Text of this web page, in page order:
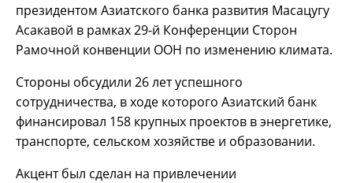
президентом Азиатского банка развития Масацугу
Асакавой в рамках 29-й Конференции Сторон
Рамочной конвенции ООН по изменению климата.
Стороны обсудили 26 лет успешного
сотрудничества, в ходе которого Азиатский банк
финансировал 158 крупных проектов в энергетике,
транспорте, сельском хозяйстве и образовании.
Акцент был сделан на привлечении